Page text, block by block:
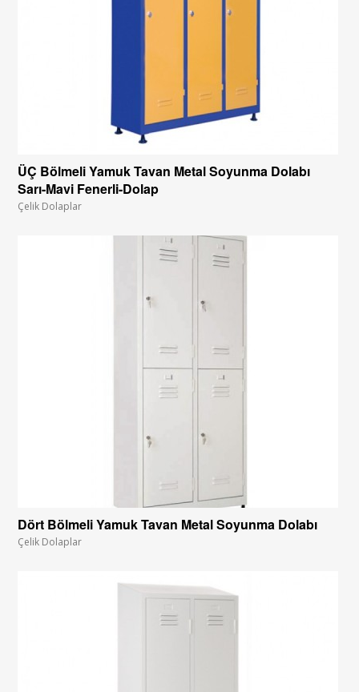
ÜÇ Bölmeli Yamuk Tavan Metal Soyunma Dolabı
Sarı-Mavi Fenerli-Dolap
Çelik Dolaplar
Dört Bölmeli Yamuk Tavan Metal Soyunma Dolabı
Çelik Dolaplar